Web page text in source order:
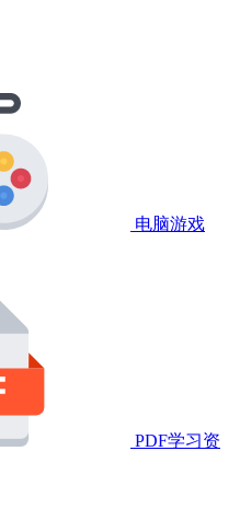
电脑游戏
PDF学习资